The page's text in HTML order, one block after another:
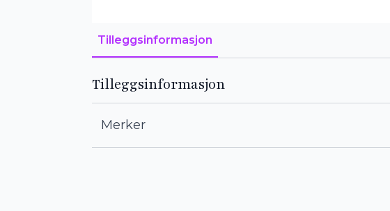
Tilleggsinformasjon
Tilleggsinformasjon
Merker